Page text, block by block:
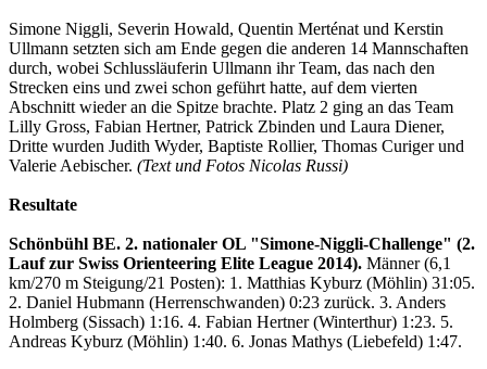
Simone Niggli, Severin Howald, Quentin Merténat und Kerstin
Ullmann setzten sich am Ende gegen die anderen 14 Mannschaften
durch, wobei Schlussläuferin Ullmann ihr Team, das nach den
Strecken eins und zwei schon geführt hatte, auf dem vierten
Abschnitt wieder an die Spitze brachte. Platz 2 ging an das Team
Lilly Gross, Fabian Hertner, Patrick Zbinden und Laura Diener,
Dritte wurden Judith Wyder, Baptiste Rollier, Thomas Curiger und
Valerie Aebischer. (Text und Fotos Nicolas Russi)
Resultate
Schönbühl BE. 2. nationaler OL "Simone-Niggli-Challenge" (2.
Lauf zur Swiss Orienteering Elite League 2014). Männer (6,1
km/270 m Steigung/21 Posten): 1. Matthias Kyburz (Möhlin) 31:05.
2. Daniel Hubmann (Herrenschwanden) 0:23 zurück. 3. Anders
Holmberg (Sissach) 1:16. 4. Fabian Hertner (Winterthur) 1:23. 5.
Andreas Kyburz (Möhlin) 1:40. 6. Jonas Mathys (Liebefeld) 1:47.